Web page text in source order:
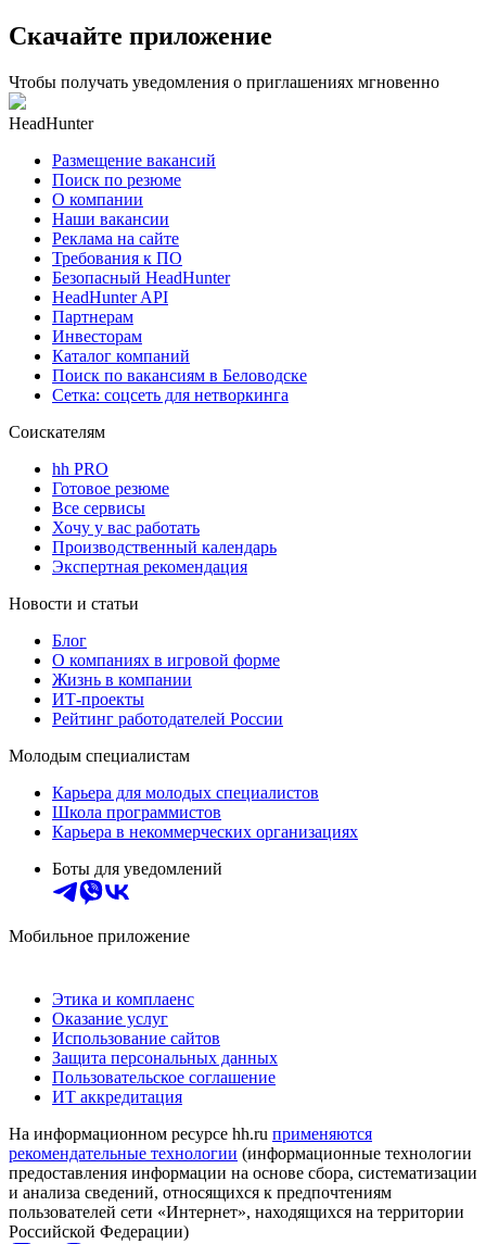
Скачайте приложение
Чтобы получать уведомления о приглашениях мгновенно
HeadHunter
Размещение вакансий
Поиск по резюме
О компании
Наши вакансии
Реклама на сайте
Требования к ПО
Безопасный HeadHunter
HeadHunter API
Партнерам
Инвесторам
Каталог компаний
Поиск по вакансиям в Беловодске
Сетка: соцсеть для нетворкинга
Соискателям
hh PRO
Готовое резюме
Все сервисы
Хочу у вас работать
Производственный календарь
Экспертная рекомендация
Новости и статьи
Блог
О компаниях в игровой форме
Жизнь в компании
ИТ-проекты
Рейтинг работодателей России
Молодым специалистам
Карьера для молодых специалистов
Школа программистов
Карьера в некоммерческих организациях
Боты для уведомлений
Мобильное приложение
Этика и комплаенс
Оказание услуг
Использование сайтов
Защита персональных данных
Пользовательское соглашение
ИТ аккредитация
На информационном ресурсе hh.ru применяются
рекомендательные технологии (информационные технологии
предоставления информации на основе сбора, систематизации
и анализа сведений, относящихся к предпочтениям
пользователей сети «Интернет», находящихся на территории
Российской Федерации)